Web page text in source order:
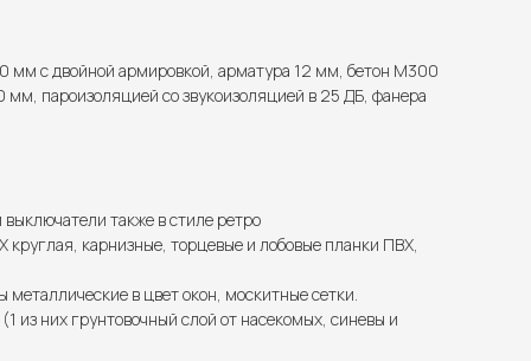
с двойной армировкой, арматура 12 мм, бетон М300
пароизоляцией со звукоизоляцией в 25 ДБ, фанера
также в стиле ретро
карнизные, торцевые и лобовые планки ПВХ,
в цвет окон, москитные сетки.
них грунтовочный слой от насекомых, синевы и